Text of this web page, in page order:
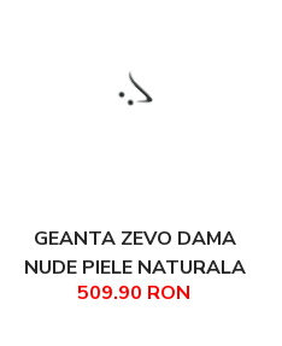
GEANTA ZEVO DAMA
NUDE PIELE NATURALA
TIP OFFICE DAIANA
509.90 RON